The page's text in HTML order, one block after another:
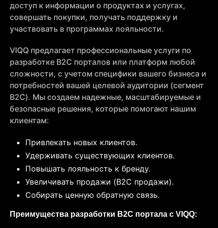
доступ к информации о продуктах и услугах,
совершать покупки, получать поддержку и
участвовать в программах лояльности.
VIQQ предлагает профессиональные услуги по
разработке B2C порталов или платформ любой
сложности, с учетом специфики вашего бизнеса и
потребностей вашей целевой аудитории (сегмент
B2C). Мы создаем надежные, масштабируемые и
безопасные решения, которые помогают нашим
клиентам:
Привлекать новых клиентов.
Удерживать существующих клиентов.
Повышать лояльность к бренду.
Увеличивать продажи (B2C продажи).
Собирать ценную обратную связь.
Преимущества разработки B2C портала с VIQQ: